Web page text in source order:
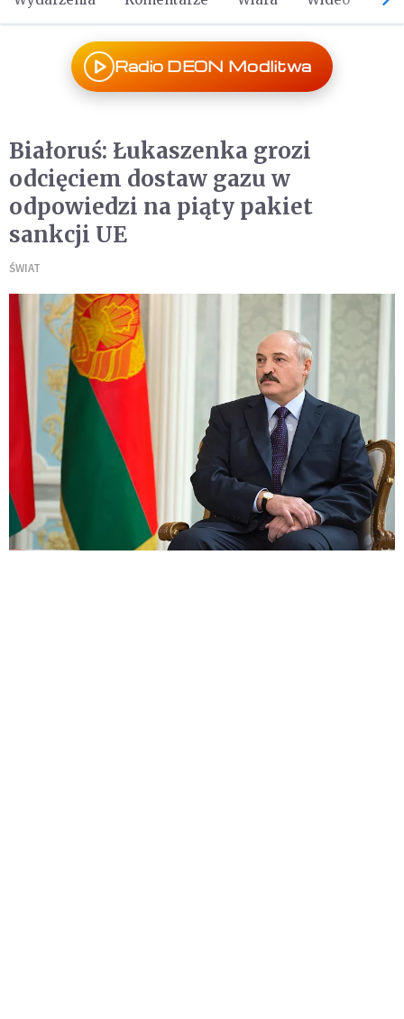
Radio DEON Modlitwa
Białoruś: Łukaszenka grozi
odcięciem dostaw gazu w
odpowiedzi na piąty pakiet
sankcji UE
ŚWIAT